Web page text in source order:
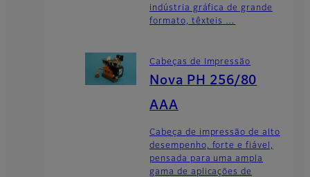
indústria gráfica de grande
formato, têxteis …
Cabeças de Impressão
Nova PH 256/80
AAA
Cabeça de impressão de alto
desempenho, forte e fiável,
pensada para uma ampla
gama de aplicações de